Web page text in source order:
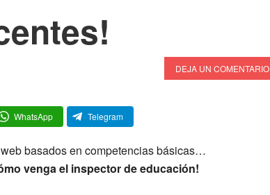
DEJA UN COMENTARIO
WhatsApp Telegram
basados en competencias básicas…
venga el inspector de educación!